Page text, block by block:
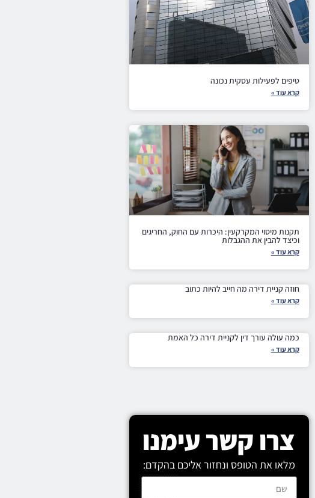
טיפים לפעילות עסקית נכונה
קרא עוד »
תקנות מיסוי המקרקעין: היכרות עם החוק, החריגים
וכיצד להבין את ההגבלות
קרא עוד »
חוזה קניית דירה מה חייב להיות כתוב
קרא עוד »
כמה עולה עורך דין לקניית דירה כל האמת
קרא עוד »
צרו קשר עימנו
מלאו את הטופס ונחזור אליכם בהקדם: